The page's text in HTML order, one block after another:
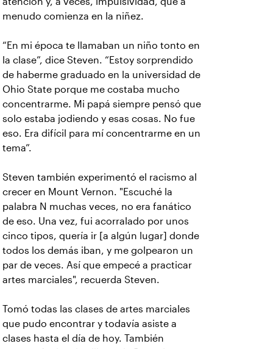
menudo comienza en la niñez.
“En mi época te llamaban un niño tonto en
la clase”, dice Steven. “Estoy sorprendido
de haberme graduado en la universidad de
Ohio State porque me costaba mucho
concentrarme. Mi papá siempre pensó que
solo estaba jodiendo y esas cosas. No fue
eso. Era difícil para mí concentrarme en un
tema”.
Steven también experimentó el racismo al
crecer en Mount Vernon. "Escuché la
palabra N muchas veces, no era fanático
de eso. Una vez, fui acorralado por unos
cinco tipos, quería ir [a algún lugar] donde
todos los demás iban, y me golpearon un
par de veces. Así que empecé a practicar
artes marciales", recuerda Steven.
Tomó todas las clases de artes marciales
que pudo encontrar y todavía asiste a
clases hasta el día de hoy. También